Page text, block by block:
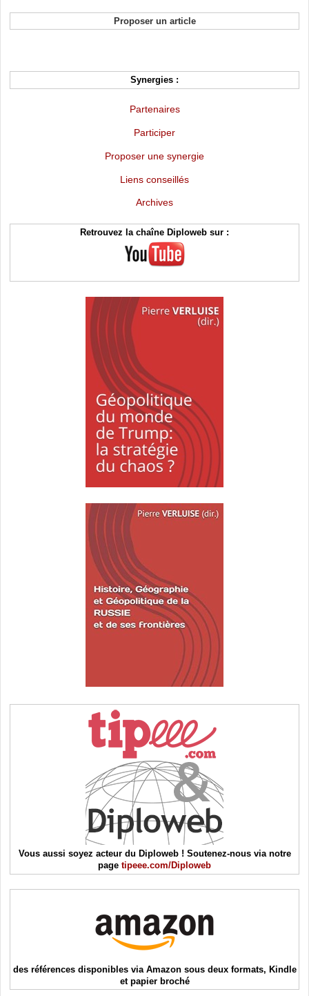
Proposer un article
Synergies :
Partenaires
Participer
Proposer une synergie
Liens conseillés
Archives
Retrouvez la chaîne Diploweb sur :
Vous aussi soyez acteur du Diploweb ! Soutenez-nous via notre
page tipeee.com/Diploweb
des références disponibles via Amazon sous deux formats, Kindle
et papier broché